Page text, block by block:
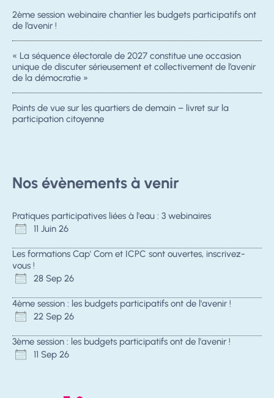
2ème session webinaire chantier les budgets participatifs ont
de l’avenir !
« La séquence électorale de 2027 constitue une occasion
unique de discuter sérieusement et collectivement de l’avenir
de la démocratie »
Points de vue sur les quartiers de demain – livret sur la
participation citoyenne
Nos évènements à venir
Pratiques participatives liées à l'eau : 3 webinaires
11 Juin 26
Les formations Cap' Com et ICPC sont ouvertes, inscrivez-
vous !
28 Sep 26
4ème session : les budgets participatifs ont de l'avenir !
22 Sep 26
3ème session : les budgets participatifs ont de l'avenir !
11 Sep 26